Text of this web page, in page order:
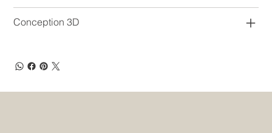
Conception 3D